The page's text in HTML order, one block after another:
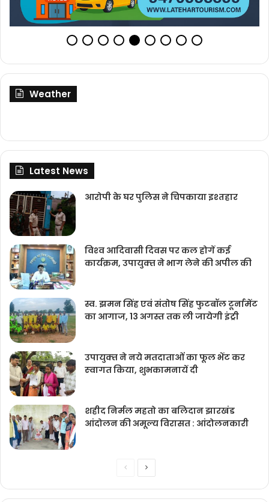
Weather
Latest News
आरोपी के घर पुलिस ने चिपकाया इश्तहार
विश्‍व आदिवासी दिवस पर कल होगें कई
कार्यक्रम, उपायुक्‍त ने भाग लेने की अपील की
स्व. झमन सिंह एवं संतोष सिंह फुटबॉल टूर्नामेंट
का आगाज, 13 अगस्त तक ली जायेगी इंट्री
उपायुक्‍त ने नये मतदाताओंं का फूल भेंट कर
स्‍वागत किया, शुभकामनायें दी
शहीद निर्मल महतो का बलिदान झारखंड
आंदोलन की अमूल्य विरासत : आंदोलनकारी
PreviousNext